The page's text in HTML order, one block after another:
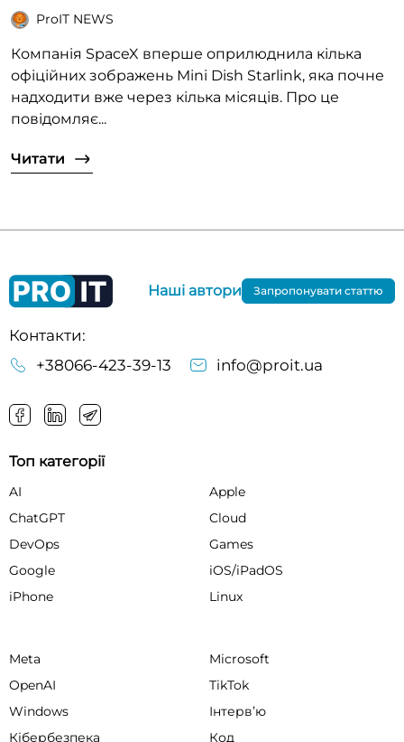
ProIT NEWS
Компанія SpaceX вперше оприлюднила кілька
офіційних зображень Mini Dish Starlink, яка почне
надходити вже через кілька місяців. Про це
повідомляє...
Читати
Контакти:
+38066-423-39-13
info@proit.ua
Наші автори Запропонувати статтю
Топ категорії
AI
Apple
ChatGPT
Cloud
DevOps
Games
Google
iOS/iPadOS
iPhone
Linux
Meta
Microsoft
OpenAI
TikTok
Windows
Інтервʼю
Кібербезпека
Код